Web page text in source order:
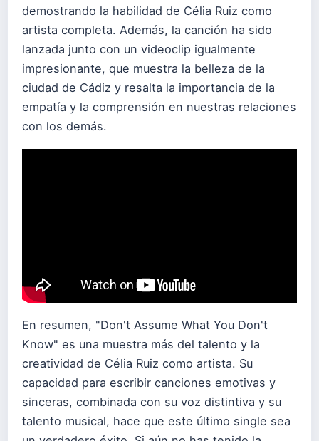
demostrando la habilidad de Célia Ruiz como
artista completa. Además, la canción ha sido
lanzada junto con un videoclip igualmente
impresionante, que muestra la belleza de la
ciudad de Cádiz y resalta la importancia de la
empatía y la comprensión en nuestras relaciones
con los demás.
En resumen, "Don't Assume What You Don't
Know" es una muestra más del talento y la
creatividad de Célia Ruiz como artista. Su
capacidad para escribir canciones emotivas y
sinceras, combinada con su voz distintiva y su
talento musical, hace que este último single sea